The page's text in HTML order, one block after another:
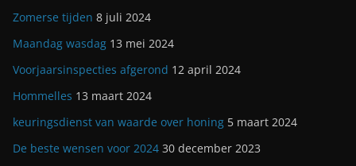
Zomerse tijden 8 juli 2024
Maandag wasdag 13 mei 2024
Voorjaarsinspecties afgerond 12 april 2024
Hommelles 13 maart 2024
keuringsdienst van waarde over honing 5 maart 2024
De beste wensen voor 2024 30 december 2023